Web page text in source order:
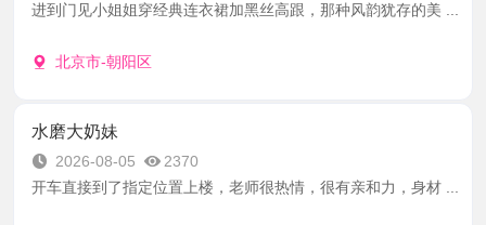
进到门见小姐姐穿经典连衣裙加黑丝高跟，那种风韵犹存的美 ...
北京市-朝阳区
水磨大奶妹
2026-08-05
2370
开车直接到了指定位置上楼，老师很热情，很有亲和力，身材 ...